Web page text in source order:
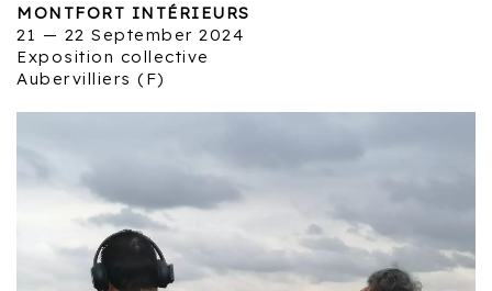
MONTFORT INTÉRIEURS
21 — 22 September 2024
Exposition collective
Aubervilliers (F)